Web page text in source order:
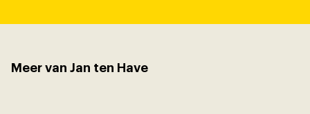
Meer van Jan ten Have